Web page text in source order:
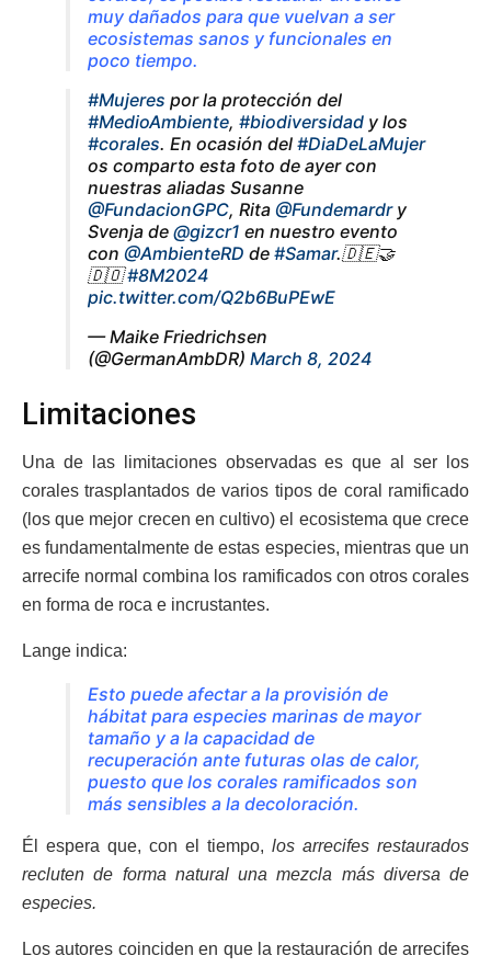
muy dañados para que vuelvan a ser
ecosistemas sanos y funcionales en
poco tiempo.
#Mujeres por la protección del
#MedioAmbiente, #biodiversidad y los
#corales. En ocasión del #DiaDeLaMujer
os comparto esta foto de ayer con
nuestras aliadas Susanne
@FundacionGPC, Rita @Fundemardry
Svenja de @gizcr1 en nuestro evento
con @AmbienteRD de #Samar.🇩🇪🤝
🇩🇴#8M2024
pic.twitter.com/Q2b6BuPEwE
— Maike Friedrichsen
(@GermanAmbDR) March 8, 2024
Limitaciones
Una de las limitaciones observadas es que al ser los
corales trasplantados de varios tipos de coral ramificado
(los que mejor crecen en cultivo) el ecosistema que crece
es fundamentalmente de estas especies, mientras que un
arrecife normal combina los ramificados con otros corales
en forma de roca e incrustantes.
Lange indica:
Esto puede afectar a la provisión de
hábitat para especies marinas de mayor
tamaño y a la capacidad de
recuperación ante futuras olas de calor,
puesto que los corales ramificados son
más sensibles a la decoloración.
Él espera que, con el tiempo, los arrecifes restaurados
recluten de forma natural una mezcla más diversa de
especies.
Los autores coinciden en que la restauración de arrecifes